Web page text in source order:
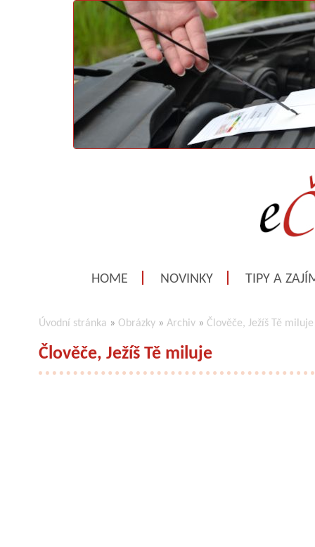
HOME NOVINKY TIPY A
Úvodní stránka » Obrázky » Archiv » Člověče, Ježíš Tě miluje
Člověče, Ježíš Tě miluje